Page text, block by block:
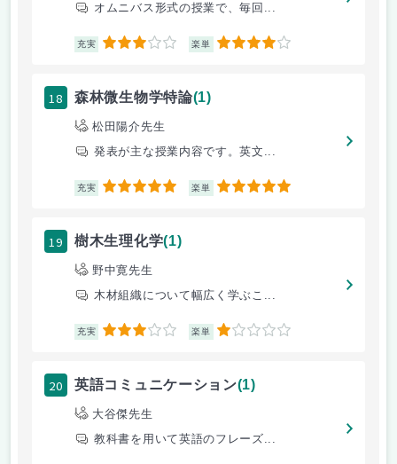
オムニバス形式の授業で、毎回...
充実 3 楽単 4
18 森林微生物学特論(1)
松田陽介先生
発表が主な授業内容です。英文...
充実 5 楽単 5
19 樹木生理化学(1)
野中寛先生
木材組織について幅広く学ぶこ...
充実 3 楽単 1
20 英語コミュニケーション(1)
大谷傑先生
教科書を用いて英語のフレーズ...